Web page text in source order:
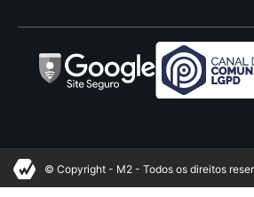
© Copyright - M2 - Todos os direitos